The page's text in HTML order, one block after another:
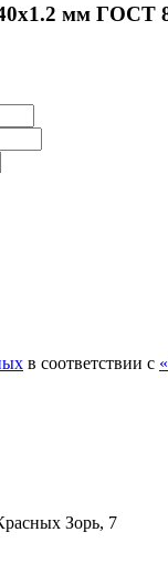
мм ГОСТ
в соответствии с
Зорь, 7